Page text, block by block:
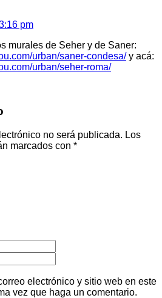
pm
murales de Seher y de Saner:
urban/saner-condesa/y acá:
urban/seher-roma/
no será publicada. Los
marcados con *
electrónico y sitio web en este
vez que haga un comentario.